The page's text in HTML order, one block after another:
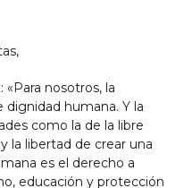
«Para nosotros, la
humana. Y la
como la de la libre
la libertad de crear una
es el derecho a
educación y protección